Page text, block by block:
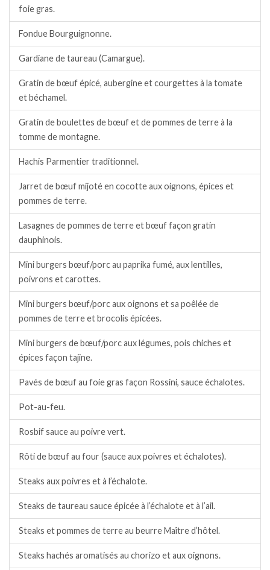
foie gras.
Fondue Bourguignonne.
Gardiane de taureau (Camargue).
Gratin de bœuf épicé, aubergine et courgettes à la tomate
et béchamel.
Gratin de boulettes de bœuf et de pommes de terre à la
tomme de montagne.
Hachis Parmentier traditionnel.
Jarret de bœuf mijoté en cocotte aux oignons, épices et
pommes de terre.
Lasagnes de pommes de terre et bœuf façon gratin
dauphinois.
Mini burgers bœuf/porc au paprika fumé, aux lentilles,
poivrons et carottes.
Mini burgers bœuf/porc aux oignons et sa poêlée de
pommes de terre et brocolis épicées.
Mini burgers de bœuf/porc aux légumes, pois chiches et
épices façon tajine.
Pavés de bœuf au foie gras façon Rossini, sauce échalotes.
Pot-au-feu.
Rosbif sauce au poivre vert.
Rôti de bœuf au four (sauce aux poivres et échalotes).
Steaks aux poivres et à l’échalote.
Steaks de taureau sauce épicée à l’échalote et à l’ail.
Steaks et pommes de terre au beurre Maître d’hôtel.
Steaks hachés aromatisés au chorizo et aux oignons.